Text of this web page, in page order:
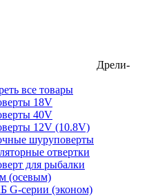
Дрели-
все товары
18V
40V
12V (10.8V)
шуруповерты
отвертки
для рыбалки
(осевым)
G-серии (эконом)